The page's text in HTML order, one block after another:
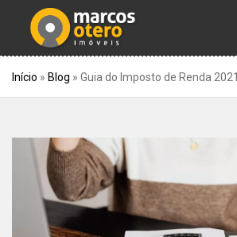
Início » Blog » Guia do Imposto de Renda 2021